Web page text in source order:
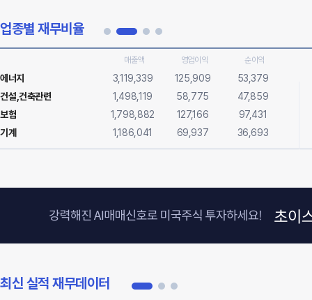
업종별 재무비율
매출액 영업이익 순이익
에너지 3,119,339 125,909
53,379
건설,건축관련
1,498,119 58,775
47,859
보험
1,798,882 127,166
97,431
기계
1,186,041 69,937 36,693
최신 실적 재무데이터